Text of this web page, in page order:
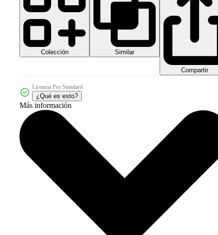
Colección Similar
Compartir
Licencia Pro Standard
¿Qué es esto?
Más información